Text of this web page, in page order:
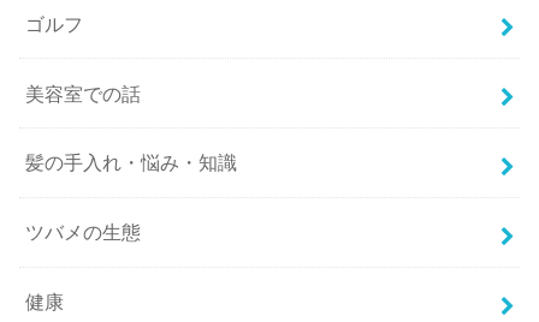
ゴルフ
美容室での話
髪の手入れ・悩み・知識
ツバメの生態
健康